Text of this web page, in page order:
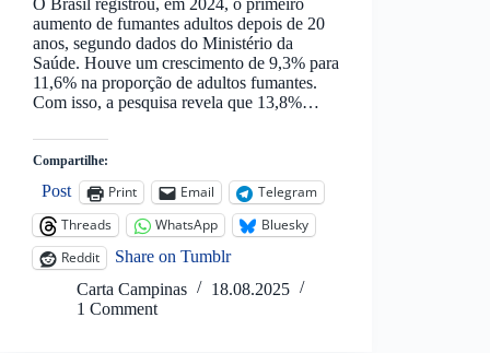
aumento de fumantes adultos depois de 20
anos, segundo dados do Ministério da
Saúde. Houve um crescimento de 9,3% para
11,6% na proporção de adultos fumantes.
Com isso, a pesquisa revela que 13,8%…
Compartilhe:
Post Print Email
Telegram
Threads
WhatsApp
Bluesky
Reddit
Share on Tumblr
Carta Campinas
18.08.2025
1 Comment